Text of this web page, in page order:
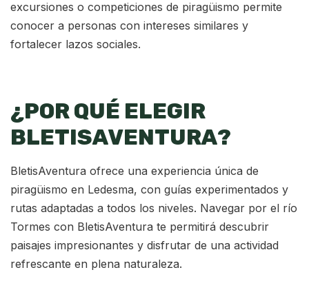
excursiones o competiciones de piragüismo permite
conocer a personas con intereses similares y
fortalecer lazos sociales.
¿POR QUÉ ELEGIR
BLETISAVENTURA?
BletisAventura ofrece una experiencia única de
piragüismo en Ledesma, con guías experimentados y
rutas adaptadas a todos los niveles. Navegar por el río
Tormes con BletisAventura te permitirá descubrir
paisajes impresionantes y disfrutar de una actividad
refrescante en plena naturaleza.